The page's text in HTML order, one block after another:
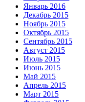
Январь 2016
Декабрь 2015
Ноябрь 2015
Октябрь 2015
Сентябрь 2015
Август 2015
Июль 2015
Июнь 2015
Май 2015
Апрель 2015
Март 2015